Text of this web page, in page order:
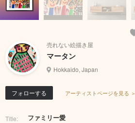
売れない絵描き屋
マータン
Hokkaido, Japan
フォローする アーティストページを見る ＞
Title: ファミリー愛